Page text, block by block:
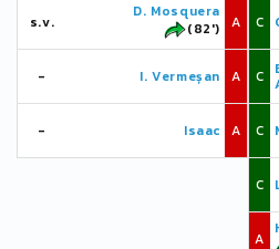
s.v.
D. Mosquera
(82')
A
- I. Vermeșan A
- Isaac A
C
C
C
C
A